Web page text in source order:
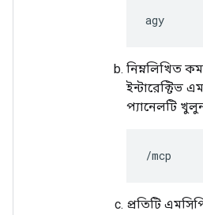
নিম্নলিখিত
ইন্টারেক্টিভ
প্যানেলটি
প্রতিটি